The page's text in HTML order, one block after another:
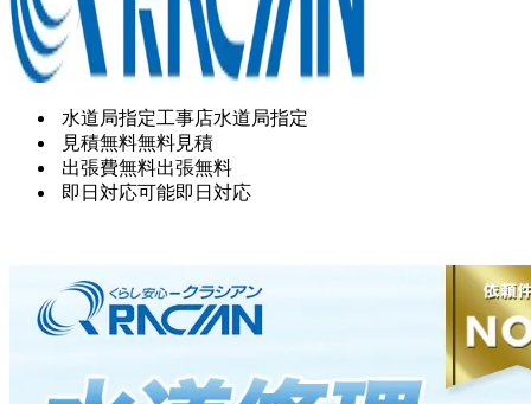
水道局指定工事店水道局指定
見積無料無料見積
出張費無料出張無料
即日対応可能即日対応